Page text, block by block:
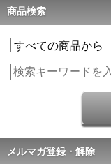
商品検索
メルマガ登録・解除